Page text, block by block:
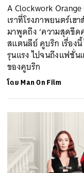
A Clockwork
เราที่โรงภาพยนตร์เ
มาพูดถึง ‘ความสุดขีด
สแตนลีย์ คูบริก เรื่องนี้
รุนแรง ไปจนถึงแฟชั่
ของคูบริก
โดย Man On Film